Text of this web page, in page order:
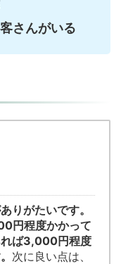
さんがいる
りがたいです。
円程度かかって
れば3,000円程度
次に良い点は、